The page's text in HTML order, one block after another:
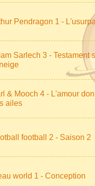
Pendragon 1 -
Sarlech 3 - Testament
& Mooch 4 - L'amour
ailes
football 2 - Saison 2
world 1 - Conception